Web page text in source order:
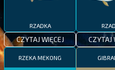
RZADKA
CZYTAJ WIĘCEJ CZYTAJ
RZEKA MEKONG